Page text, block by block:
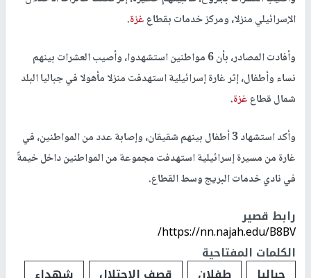
الإسرائيلي منزلا، ومركز خدمات بقطاعغزة.
وأفادت المصادر، بأن 6 مواطنين استشهدوا، وأصيب العشرات بينهم
نساء وأطفال، إثر غارة إسرائيلية استهدفت منزلا مأهولا في جباليا البلد
شمال قطاعغزة.
وأكد استشهاد 3 أطفال بينهم شقيقان، وإصابة عدد من المواطنين، في
غارة من مسيرة إسرائيلية استهدفت مجموعة من المواطنين داخل خيمةً
في نادي خدمات البريج وسط القطاع.
رابط قصير
https://nn.najah.edu/B8BV/
الكلمات المفتاحية
جباليا
طفلان قصف الاحتلال شهداء